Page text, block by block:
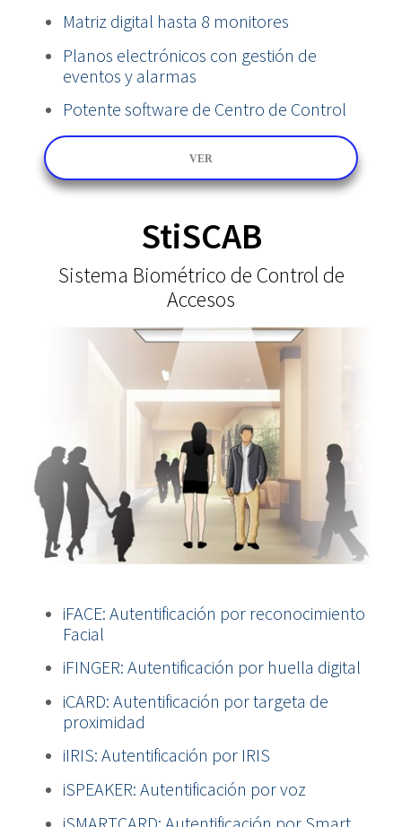
Matriz digital hasta 8 monitores
Planos electrónicos con gestión de
eventos y alarmas
Potente software de Centro de Control
VER
StiSCAB
Sistema Biométrico de Control de
Accesos
iFACE: Autentificación por reconocimiento
Facial
iFINGER: Autentificación por huella digital
iCARD: Autentificación por targeta de
proximidad
iIRIS: Autentificación por IRIS
iSPEAKER: Autentificación por voz